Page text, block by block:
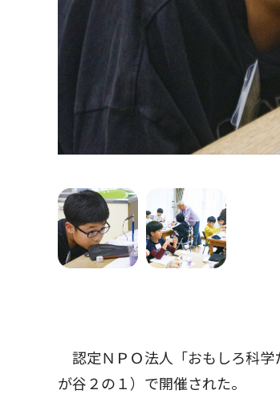
認定ＮＰＯ法人「おもしろ科学
が谷２の１）で開催された。